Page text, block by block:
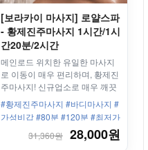
[보라카이 마사지] 로얄스파
- 황제진주마사지 1시간/1시
간20분/2시간
메인로드 위치한 유일한 마사지
로 이동이 매우 편리하며, 황제진
주마사지! 신규업소로 매우 깨끗
합니다.
#황제진주마사지 #바디마사지 #
가성비갑 #80분 #120분 #최저가
마사지! #화이트비치 #스테이션
3 #커플 #가족 #남자끼리 #여성
31,360원 28,000원